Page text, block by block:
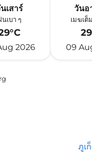
เสาร์
นเบา ๆ
2026
วันอ
เมฆเต็
09
ภูเ